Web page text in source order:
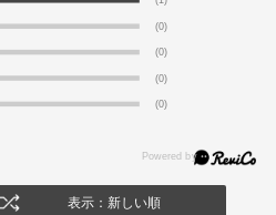
(0)
(0)
(0)
(0)
表示：新しい順